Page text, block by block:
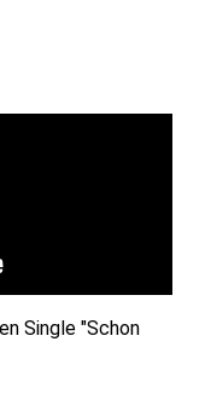
Single "Schon